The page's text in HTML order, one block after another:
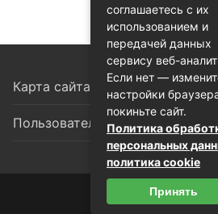
Карта сайта
Пользовательское соглашение
© 2026 Восточная
соглашаетесь с их
использованием и
передачей данных
сервису веб-
Если нет —
настройки
покиньте сайт.
Политика
персональных
политика cookie
Принять